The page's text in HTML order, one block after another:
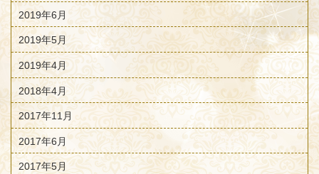
2019年6月
2019年5月
2019年4月
2018年4月
2017年11月
2017年6月
2017年5月